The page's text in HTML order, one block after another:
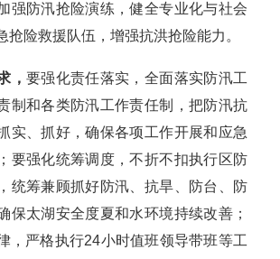
强防汛抢险演练，健全专业化与社会
抢险救援队伍，增强抗洪抢险能力。
， 要强化责任落实，全面落实防汛工
制和各类防汛工作责任制，把防汛抗
实、抓好，确保各项工作开展和应急
要强化统筹调度，不折不扣执行区防
统筹兼顾抓好防汛、抗旱、防台、防
保太湖安全度夏和水环境持续改善；
，严格执行24小时值班领导带班等工